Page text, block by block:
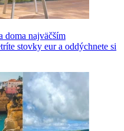
doma najväčším
stovky eur a oddýchnete si